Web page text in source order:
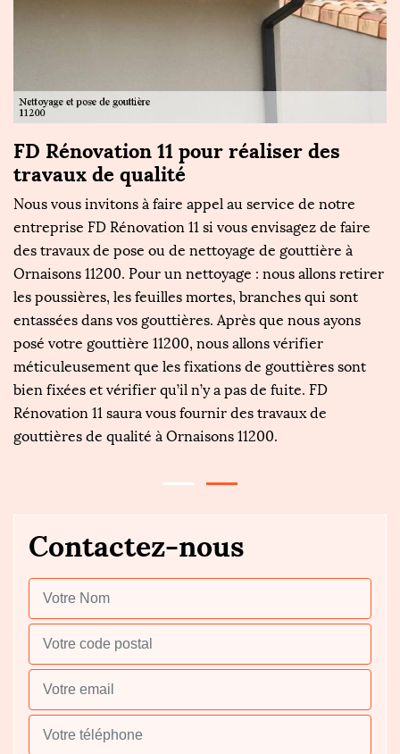
FD Rénovation 11 pour réaliser des
travaux de qualité
Nous vous invitons à faire appel au service de notre
entreprise FD Rénovation 11 si vous envisagez de faire
des travaux de pose ou de nettoyage de gouttière à
Ornaisons 11200. Pour un nettoyage : nous allons retirer
les poussières, les feuilles mortes, branches qui sont
entassées dans vos gouttières. Après que nous ayons
posé votre gouttière 11200, nous allons vérifier
méticuleusement que les fixations de gouttières sont
bien fixées et vérifier qu’il n’y a pas de fuite. FD
Rénovation 11 saura vous fournir des travaux de
gouttières de qualité à Ornaisons 11200.
Contactez-nous